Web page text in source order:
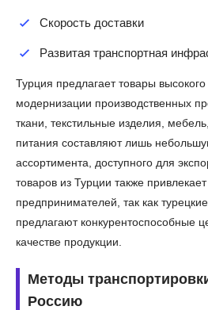
Скорость доставки
Развитая транспортная
Турция предлагает товары высокого
модернизации производственных
ткани, текстильные изделия,
питания составляют лишь
ассортимента, доступного для
товаров из Турции также
предпринимателей, так как
предлагают конкурентоспособные
качестве продукции.
Методы
Россию